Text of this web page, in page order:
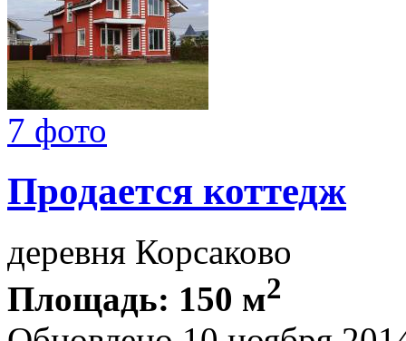
7 фото
Продается коттедж
деревня Корсаково
Площадь: 150 м2